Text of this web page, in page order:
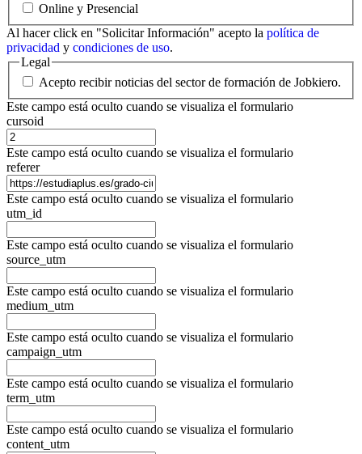
Online y Presencial
Al hacer click en "Solicitar Información" acepto la política de
privacidad y condiciones de uso.
Legal
Acepto recibir noticias del sector de formación de Jobkiero.
Este campo está oculto cuando se visualiza el formulario
cursoid
Este campo está oculto cuando se visualiza el formulario
referer
Este campo está oculto cuando se visualiza el formulario
utm_id
Este campo está oculto cuando se visualiza el formulario
source_utm
Este campo está oculto cuando se visualiza el formulario
medium_utm
Este campo está oculto cuando se visualiza el formulario
campaign_utm
Este campo está oculto cuando se visualiza el formulario
term_utm
Este campo está oculto cuando se visualiza el formulario
content_utm